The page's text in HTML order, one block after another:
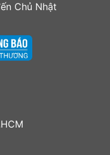
Chủ Nhật